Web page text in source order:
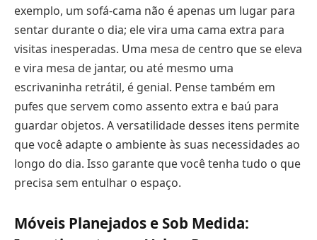
exemplo, um sofá-cama não é apenas um lugar para
sentar durante o dia; ele vira uma cama extra para
visitas inesperadas. Uma mesa de centro que se eleva
e vira mesa de jantar, ou até mesmo uma
escrivaninha retrátil, é genial. Pense também em
pufes que servem como assento extra e baú para
guardar objetos. A versatilidade desses itens permite
que você adapte o ambiente às suas necessidades ao
longo do dia. Isso garante que você tenha tudo o que
precisa sem entulhar o espaço.
Móveis Planejados e Sob Medida: